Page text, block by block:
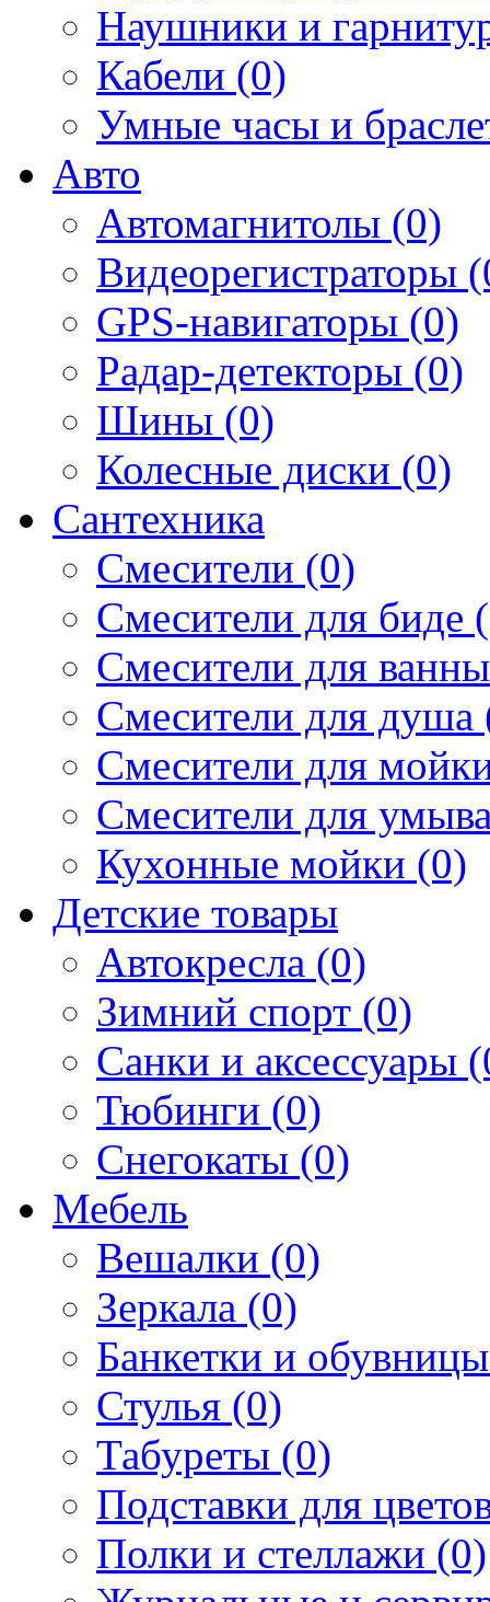
Наушники и
Кабели (0)
Умные часы и
Авто
Автомагнитолы (0)
Видеорегистраторы
GPS-навигаторы (0)
Радар-детекторы (0)
Шины (0)
Колесные диски (0)
Сантехника
Смесители (0)
Смесители для биде
Смесители для
Смесители для душа
Смесители для
Смесители для
Кухонные мойки (0)
Детские товары
Автокресла (0)
Зимний спорт (0)
Санки и аксессуары
Тюбинги (0)
Снегокаты (0)
Мебель
Вешалки (0)
Зеркала (0)
Банкетки и
Стулья (0)
Табуреты (0)
Подставки для
Полки и стеллажи (0)